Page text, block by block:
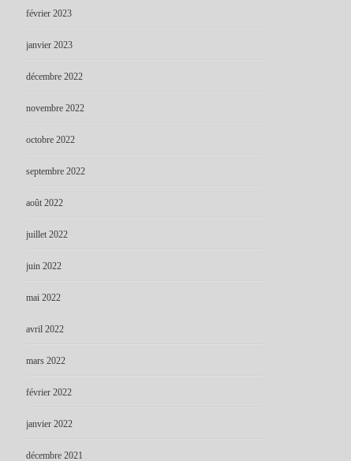
février 2023
janvier 2023
décembre 2022
novembre 2022
octobre 2022
septembre 2022
août 2022
juillet 2022
juin 2022
mai 2022
avril 2022
mars 2022
février 2022
janvier 2022
décembre 2021